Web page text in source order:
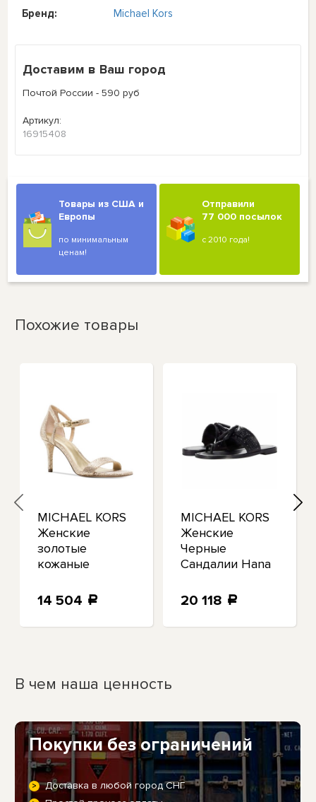
Бренд: Michael Kors
Доставим в Ваш город
Почтой России - 590 руб
Артикул:
16915408
Товары из США и
Европы
по минимальным
ценам!
Отправили
77 000 посылок
с 2010 года!
Похожие товары
MICHAEL KORS
Женские
золотые
кожаные
Simone Toe
ремешком на
14 504 a
MICHAEL KORS
Женские
Черные
Сандалии Hana
Slip On Leather
20 118 a
В чем наша ценность
Покупки без ограничений
Доставка в любой город СНГ